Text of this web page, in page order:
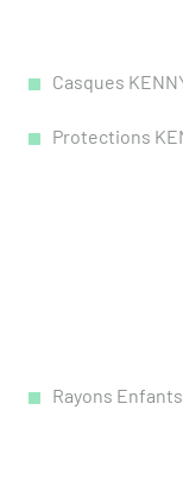
Casques
Protections
Rayons